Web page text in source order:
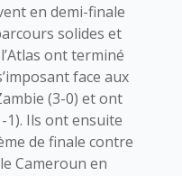
en demi-finale
solides et
ont terminé
face aux
(3-0) et ont
1). Ils ont ensuite
de finale contre
Cameroun en